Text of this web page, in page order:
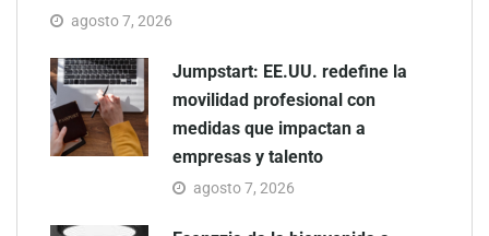
agosto 7, 2026
Jumpstart: EE.UU. redefine la
movilidad profesional con
medidas que impactan a
empresas y talento
agosto 7, 2026